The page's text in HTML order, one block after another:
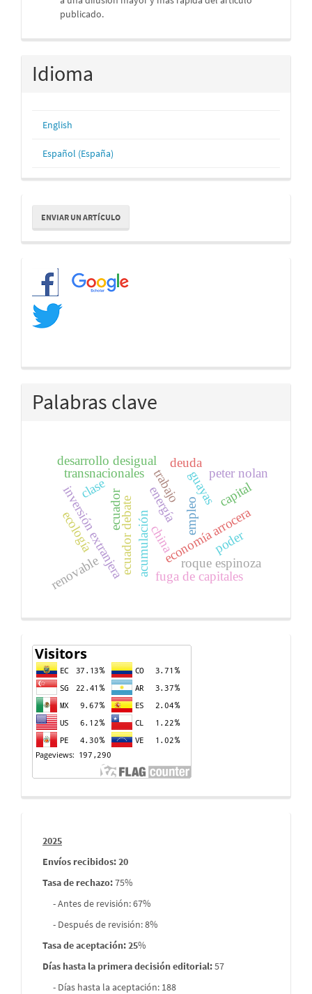
publicado.
Idioma
English
Español (España)
Enviar
un
artículo
ENVIAR UN ARTÍCULO
Redes
Palabras clave
economía arrocera
roque espinoza
guayas
ecuador debate
trabajo
empleo
china
peter nolan
deuda
inversión extranjera
transnacionales
fuga de capitales
capital
acumulación poder
energía
renovable
ecuador
desarrollo desigual
ecología
clase
Contador
de
visitas
Informes
envios
2025
Envíos recibidos: 20
Tasa de rechazo:75%
- Antes de revisión: 67%
- Después de revisión: 8%
Tasa de aceptación: 25%
Días hasta la primera decisión editorial:57
- Días hasta la aceptación: 188